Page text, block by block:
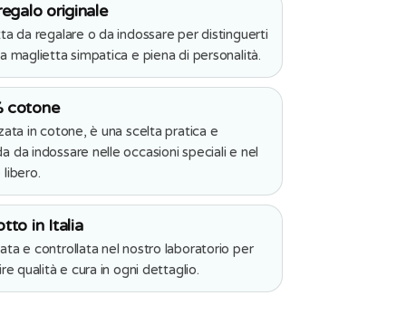
originale
da regalare o da indossare per distinguerti
maglietta simpatica e piena di personalità.
cotone
in cotone, è una scelta pratica e
da indossare nelle occasioni speciali e nel
in Italia
e controllata nel nostro laboratorio per
qualità e cura in ogni dettaglio.